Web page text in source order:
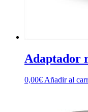
Adaptador
0,00€Añadir al